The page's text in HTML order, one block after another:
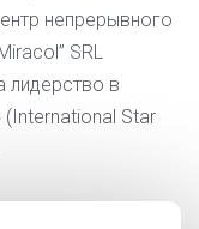
непрерывного
SRL
в
(International Star